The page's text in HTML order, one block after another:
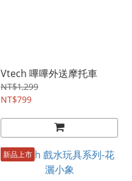
Vtech 嗶嗶外送摩托車
NT$1,299
NT$799
新品上市